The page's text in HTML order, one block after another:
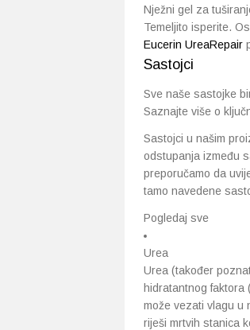
Nježni gel za
Temeljito isperite.
Eucerin UreaRepair
Sastojci
Sve naše sastojke
Saznajte više o
Sastojci u našim
odstupanja između
preporučamo da
tamo navedene
Pogledaj sve
Urea
Urea (također
hidratantnog
može vezati vlagu u
riješi mrtvih stanica